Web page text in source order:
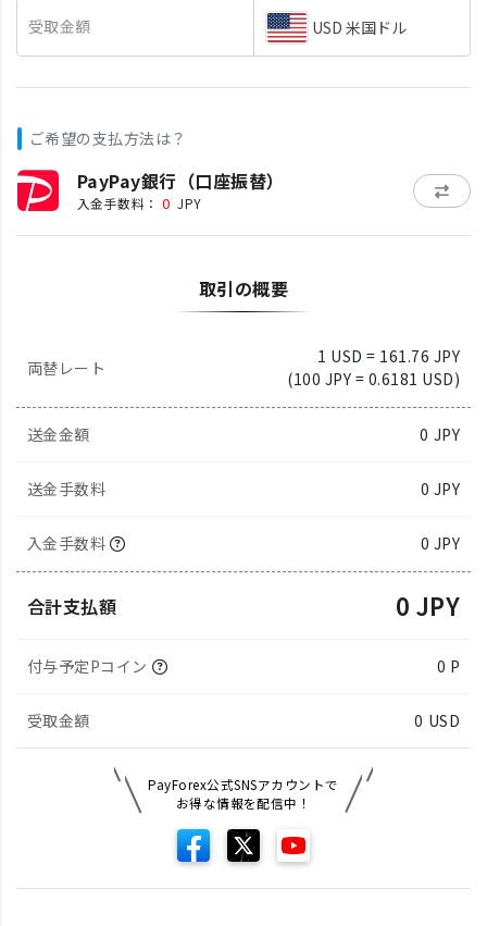
受取金額 USD 米国ドル
ご希望の支払方法は？
PayPay銀行（口座振替）
入金手数料： 0 JPY
取引の概要
両替レート
1 USD = 161.76 JPY
(100 JPY = 0.6181 USD)
送金金額 0 JPY
送金手数料 0 JPY
入金手数料 0 JPY
合計支払額 0 JPY
付与予定Pコイン 0 P
受取金額 0 USD
PayForex公式SNSアカウントで
お得な情報を配信中！